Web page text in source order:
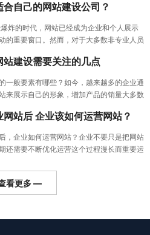
合自己的网站建设公司？
炸的时代，网站已经成为企业和个人展示
的重要窗口。然而，对于大多数非专业人员
站建设需要关注的几点
一般要素有哪些？如今，越来越多的企业通
来展示自己的形象，增加产品的销量大多数
网站后 企业该如何运营网站？
，企业如何运营网站？企业不要只是把网站
还需要不断优化运营这个过程漫长而重要运
看更多 —